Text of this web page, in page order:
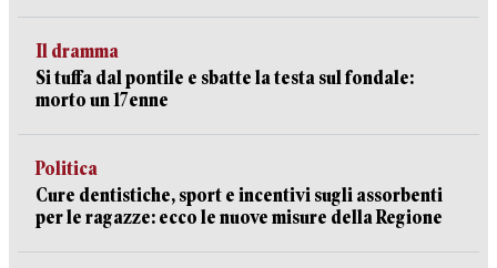
Il dramma
Si tuffa dal pontile e sbatte la testa sul fondale:
morto un 17enne
Politica
Cure dentistiche, sport e incentivi sugli assorbenti
per le ragazze: ecco le nuove misure della Regione